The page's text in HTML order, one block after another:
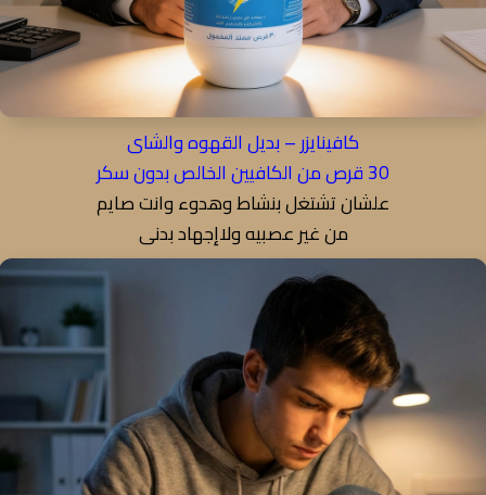
كافينايزر – بديل القهوه والشاى
30 قرص من الكافيين الخالص بدون سكر
علشان تشتغل بنشاط وهدوء وانت صايم
من غير عصبيه ولاإجهاد بدنى